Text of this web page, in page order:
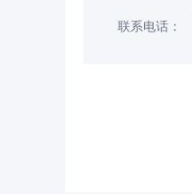
联系电话：